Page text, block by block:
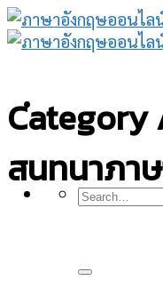
Skip
to
Category
สนทนาภา